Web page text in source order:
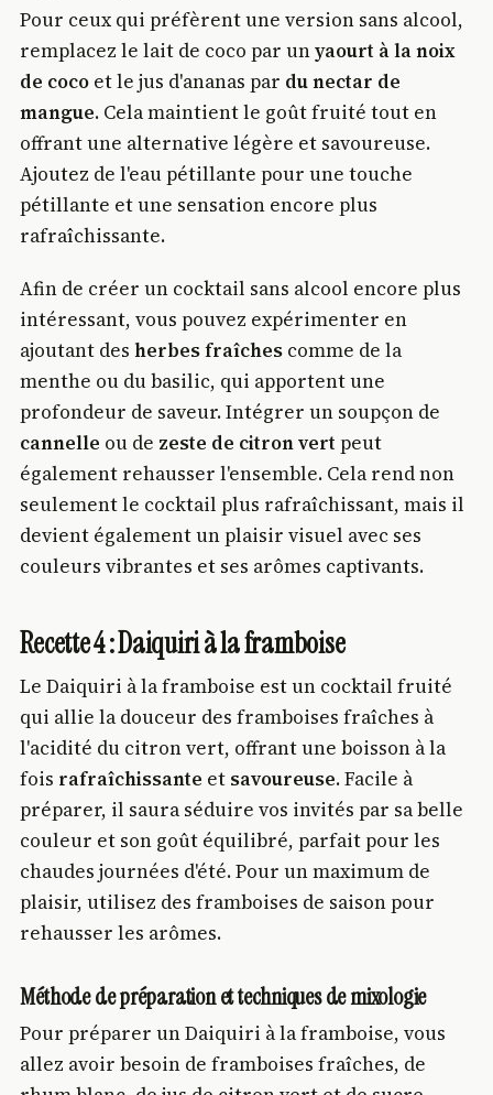
Pour ceux qui préfèrent une version sans alcool,
remplacez le lait de coco par unyaourt à la noix
de coco et le jus d'ananas par du nectar de
mangue. Cela maintient le goût fruité tout en
offrant une alternative légère et savoureuse.
Ajoutez de l'eau pétillante pour une touche
pétillante et une sensation encore plus
rafraîchissante.
Afin de créer un cocktail sans alcool encore plus
intéressant, vous pouvez expérimenter en
ajoutant desherbes fraîches comme de la
menthe ou du basilic, qui apportent une
profondeur de saveur. Intégrer un soupçon de
cannelle ou de zeste de citron vert peut
également rehausser l'ensemble. Cela rend non
seulement le cocktail plus rafraîchissant, mais il
devient également un plaisir visuel avec ses
couleurs vibrantes et ses arômes captivants.
Recette 4 : Daiquiri à la framboise
Le Daiquiri à la framboise est un cocktail fruité
qui allie la douceur des framboises fraîches à
l'acidité du citron vert, offrant une boisson à la
fois rafraîchissante et savoureuse. Facile à
préparer, il saura séduire vos invités par sa belle
couleur et son goût équilibré, parfait pour les
chaudes journées d'été. Pour un maximum de
plaisir, utilisez des framboises de saison pour
rehausser les arômes.
Méthode de préparation et techniques de mixologie
Pour préparer un Daiquiri à la framboise, vous
allez avoir besoin de framboises fraîches, de